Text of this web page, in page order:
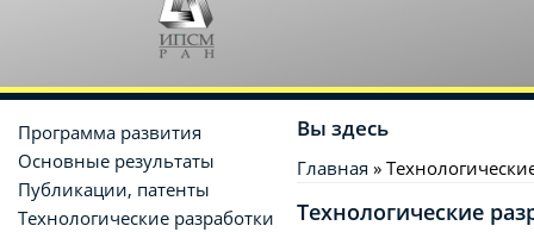
Вы здесь
Главная »
Технологические
Программа развития
Основные результаты
Публикации, патенты
Технологические разработки